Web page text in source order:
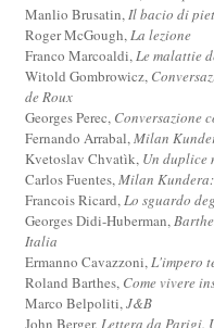
Manlio Brusatin,Il bacio di
Roger McGough,La lezione
Franco Marcoaldi,Le malattie
Witold Gombrowicz,
de Roux
Georges Perec, Conversazione
Fernando Arrabal,Milan
Kvetoslav Chvatìk, Un duplice
Carlos Fuentes,Milan
Francois Ricard,Lo sguardo
Georges Didi-Huberman,
Italia
Ermanno Cavazzoni,L'impero
Roland Barthes, Come vivere
Marco Belpoliti,J&B
John Berger,Lettera da Parigi.